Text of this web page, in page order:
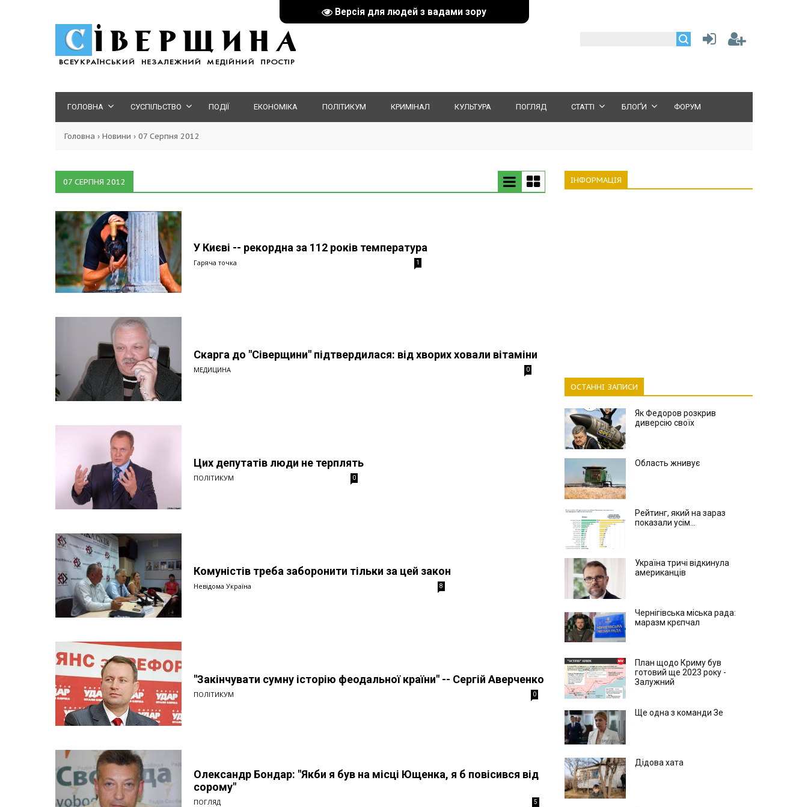
Версія для людей з вадами зору
ГОЛОВНА СУСПІЛЬСТВО ПОДІЇ ЕКОНОМІКА ПОЛІТИКУМ КРИМІНАЛ КУЛЬТУРА ПОГЛЯД СТАТТІ БЛОҐИ ФОРУМ
Головна › Новини › 07 Серпня 2012
07 СЕРПНЯ 2012
У Києві -- рекордна за 112 років температура
Гаряча точка 1
Скарга до "Сіверщини" підтвердилася: від хворих ховали вітаміни
МЕДИЦИНА 0
Цих депутатів люди не терплять
ПОЛІТИКУМ 0
Комуністів треба заборонити тільки за цей закон
Невідома Україна 8
"Закінчувати сумну історію феодальної країни" -- Сергій Аверченко
ПОЛІТИКУМ 0
Олександр Бондар: "Якби я був на місці Ющенка, я б повісився від
сорому"
ПОГЛЯД 5
ІНФОРМАЦІЯ
ОСТАННІ ЗАПИСИ
Як Федоров розкрив
диверсію своїх
Область жнивує
Рейтинг, який на зараз
показали усім...
Україна тричі відкинула
американців
Чернігівська міська рада:
маразм крєпчал
План щодо Криму був
готовий ще 2023 року -
Залужний
Ще одна з команди Зе
Дідова хата